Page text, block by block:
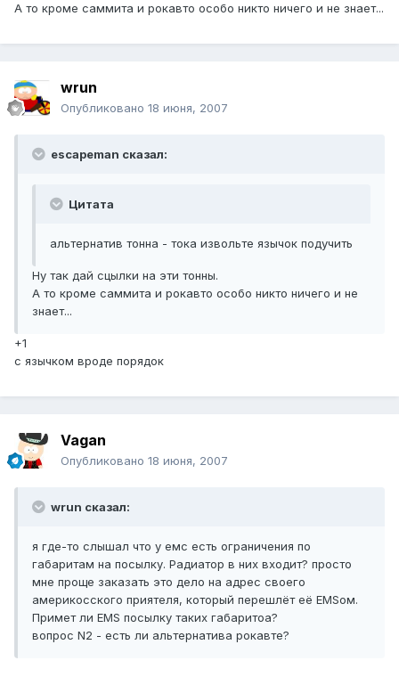
А то кроме саммита и рокавто особо никто ничего и не знает...
wrun
Опубликовано 18 июня, 2007
escapeman сказал:
Цитата
альтернатив тонна - тока извольте язычок подучить
Ну так дай сцылки на эти тонны.
А то кроме саммита и рокавто особо никто ничего и не
знает...
+1
с язычком вроде порядок
Vagan
Опубликовано 18 июня, 2007
wrun сказал:
я где-то слышал что у емс есть ограничения по
габаритам на посылку. Радиатор в них входит? просто
мне проще заказать это дело на адрес своего
америкосского приятеля, который перешлёт её EMSом.
Примет ли EMS посылку таких габаритоа?
вопрос N2 - есть ли альтернатива рокавте?